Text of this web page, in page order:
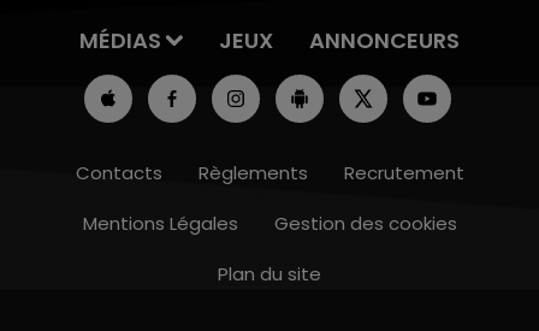
10h00 - 14h00
MÉDIAS
JEUX ANNONCEURS
Contacts Règlements
Recrutement
Mentions Légales
Gestion des cookies
Plan du site